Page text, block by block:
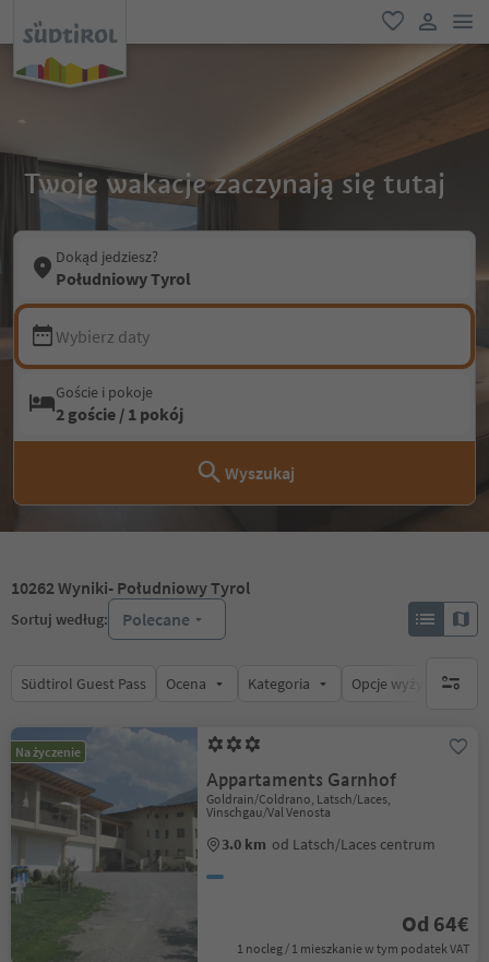
ulubione
link
Twoje wakacje zaczynają się tutaj
Dokąd jedziesz?
Południowy Tyrol
Wybierz daty
Goście i pokoje
2 goście / 1 pokój
Wyszukaj
10262Wyniki- Południowy Tyrol
Sortuj według: Polecane
Südtirol Guest Pass Ocena Kategoria Opcje wyżywieniabrak
Na życzenie
Appartaments Garnhof
Goldrain/Coldrano, Latsch/Laces,
Vinschgau/Val Venosta
3.0 km od Latsch/Laces centrum
Od 64€
1 nocleg / 1 mieszkanie w tym podatek VAT